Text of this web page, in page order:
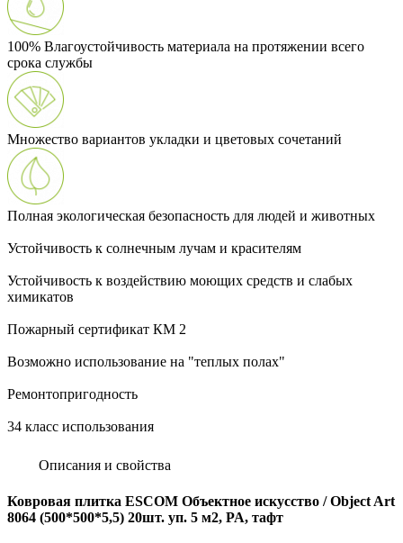
100% Влагоустойчивость материала на протяжении всего
срока службы
Множество вариантов укладки и цветовых сочетаний
Полная экологическая безопасность для людей и животных
Устойчивость к солнечным лучам и красителям
Устойчивость к воздействию моющих средств и слабых
химикатов
Пожарный сертификат КМ 2
Возможно использование на "теплых полах"
Ремонтопригодность
34 класс использования
Описания и свойства
Ковровая плитка ESCOM Объектное искусство / Object Art
8064 (500*500*5,5) 20шт. уп. 5 м2, PA, тафт